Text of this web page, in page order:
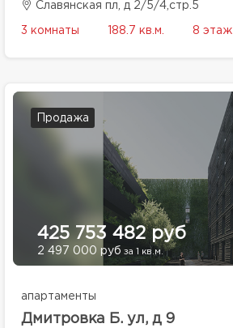
Славянская пл, д 2/5/4,стр.5
3 комнаты 188.7 кв.м. 8 этаж
Продажа
425 753 482 руб
2 497 000 руб за 1 кв.м.
апартаменты
Дмитровка Б. ул, д 9